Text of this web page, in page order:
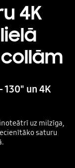
4K
130" un 4K
uz milzīga,
saturu